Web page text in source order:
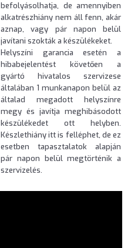
befolyásolhatja, de amennyiben
alkatrészhiány nem áll fenn, akár
aznap, vagy pár napon belül
javítani szokták a készülékeket.
Helyszíni garancia esetén a
hibabejelentést követően a
gyártó hivatalos szervizese
általában 1 munkanapon belül az
általad megadott helyszínre
megy és javítja meghibásodott
készülékedet ott helyben.
Készlethiány itt is felléphet, de ez
esetben tapasztalatok alapján
pár napon belül megtörténik a
szervizelés.